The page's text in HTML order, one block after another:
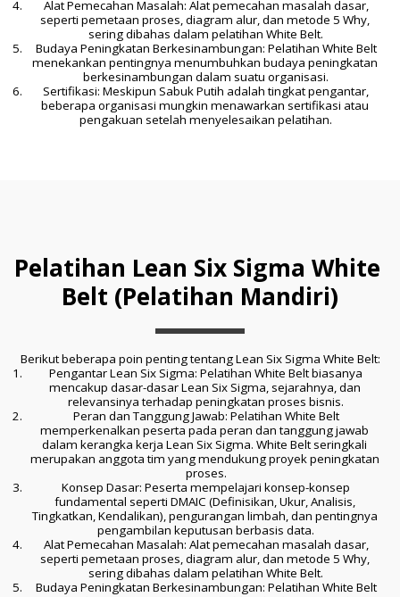
seperti pemetaan proses, diagram alur, dan metode 5 Why,
sering dibahas dalam pelatihan White Belt.
menekankan pentingnya menumbuhkan budaya peningkatan
berkesinambungan dalam suatu organisasi.
Sertifikasi: Meskipun Sabuk Putih adalah tingkat pengantar,
beberapa organisasi mungkin menawarkan sertifikasi atau
pengakuan setelah menyelesaikan pelatihan.
Pelatihan Lean Six Sigma White
Belt (Pelatihan Mandiri)
Berikut beberapa poin penting tentang Lean Six Sigma White Belt:
Pengantar Lean Six Sigma: Pelatihan White Belt biasanya
mencakup dasar-dasar Lean Six Sigma, sejarahnya, dan
relevansinya terhadap peningkatan proses bisnis.
memperkenalkan peserta pada peran dan tanggung jawab
dalam kerangka kerja Lean Six Sigma. White Belt seringkali
merupakan anggota tim yang mendukung proyek peningkatan
proses.
Konsep Dasar: Peserta mempelajari konsep-konsep
fundamental seperti DMAIC (Definisikan, Ukur, Analisis,
Tingkatkan, Kendalikan), pengurangan limbah, dan pentingnya
pengambilan keputusan berbasis data.
seperti pemetaan proses, diagram alur, dan metode 5 Why,
sering dibahas dalam pelatihan White Belt.